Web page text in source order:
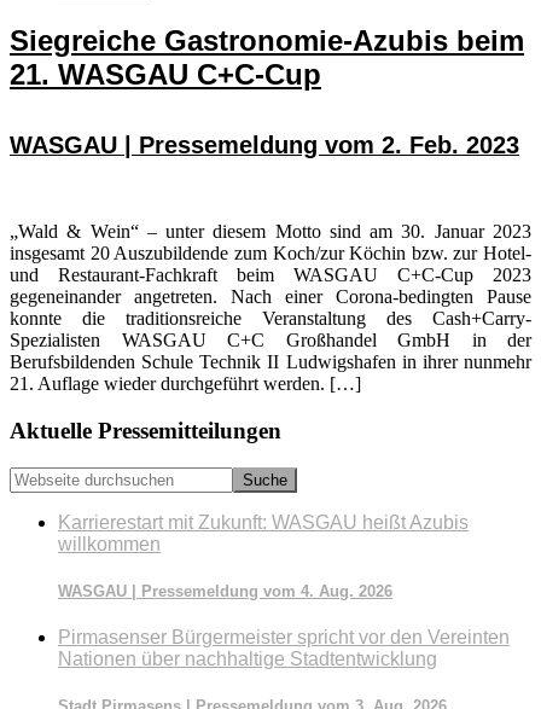
Siegreiche Gastronomie-Azubis beim
21. WASGAU C+C-Cup
WASGAU | Pressemeldung vom 2. Feb. 2023
„Wald & Wein“ – unter diesem Motto sind am 30. Januar 2023
insgesamt 20 Auszubildende zum Koch/zur Köchin bzw. zur Hotel-
und Restaurant-Fachkraft beim WASGAU C+C-Cup 2023
gegeneinander angetreten. Nach einer Corona-bedingten Pause
konnte die traditionsreiche Veranstaltung des Cash+Carry-
Spezialisten WASGAU C+C Großhandel GmbH in der
Berufsbildenden Schule Technik II Ludwigshafen in ihrer nunmehr
21. Auflage wieder durchgeführt werden. […]
Seitenspalte
Aktuelle Pressemitteilungen
Webseite
durchsuchen
Karrierestart mit Zukunft: WASGAU heißt Azubis
willkommen
WASGAU | Pressemeldung vom 4. Aug. 2026
Pirmasenser Bürgermeister spricht vor den Vereinten
Nationen über nachhaltige Stadtentwicklung